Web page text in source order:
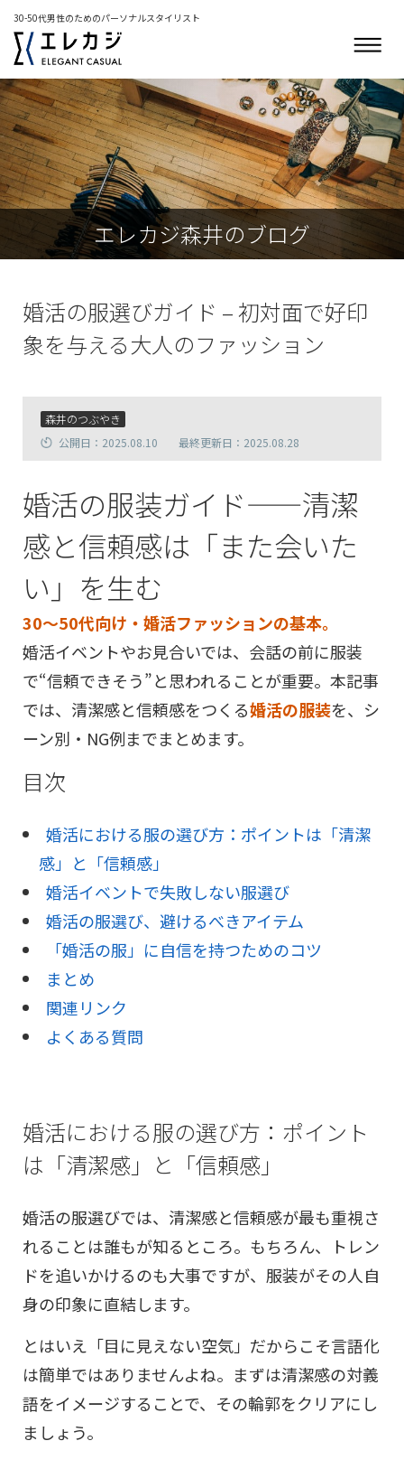
30-50代男性のためのパーソナルスタイリスト
エレカジ森井のブログ
婚活の服選びガイド – 初対面で好印
象を与える大人のファッション
森井のつぶやき
公開日：2025.08.10
最終更新日：2025.08.28
婚活の服装ガイド——清潔
感と信頼感は「また会いた
い」を生む
30〜50代向け・婚活ファッションの基本。
婚活イベントやお見合いでは、会話の前に服装
で“信頼できそう”と思われることが重要。本記事
では、清潔感と信頼感をつくる婚活の服装を、シ
ーン別・NG例までまとめます。
目次
婚活における服の選び方：ポイントは「清潔
感」と「信頼感」
婚活イベントで失敗しない服選び
婚活の服選び、避けるべきアイテム
「婚活の服」に自信を持つためのコツ
まとめ
関連リンク
よくある質問
婚活における服の選び方：ポイント
は「清潔感」と「信頼感」
婚活の服選びでは、清潔感と信頼感が最も重視さ
れることは誰もが知るところ。もちろん、トレン
ドを追いかけるのも大事ですが、服装がその人自
身の印象に直結します。
とはいえ「目に見えない空気」だからこそ言語化
は簡単ではありませんよね。まずは清潔感の対義
語をイメージすることで、その輪郭をクリアにし
ましょう。